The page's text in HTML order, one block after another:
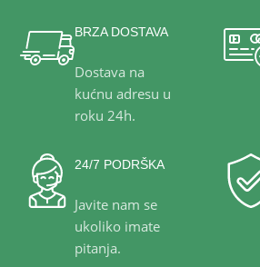
BRZA DOSTAVA
Dostava na
kućnu adresu u
roku 24h.
24/7 PODRŠKA
Javite nam se
ukoliko imate
pitanja.